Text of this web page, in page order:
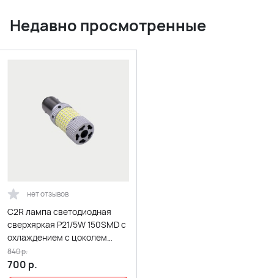
Недавно просмотренные
нет отзывов
C2R лампа светодиодная
сверхяркая P21/5W 150SMD с
охлаждением c цоколем
6000K 850Lm 2 конт бел 1шт
700 р.
840р.